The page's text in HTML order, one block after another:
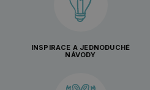
INSPIRACE A JEDNODUCHÉ
NÁVODY